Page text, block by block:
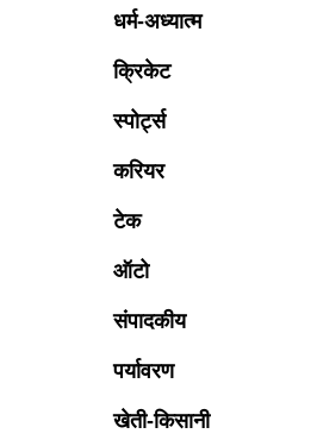
धर्म-अध्यात्म
क्रिकेट
स्पोर्ट्स
करियर
टेक
ऑटो
संपादकीय
पर्यावरण
खेती-किसानी